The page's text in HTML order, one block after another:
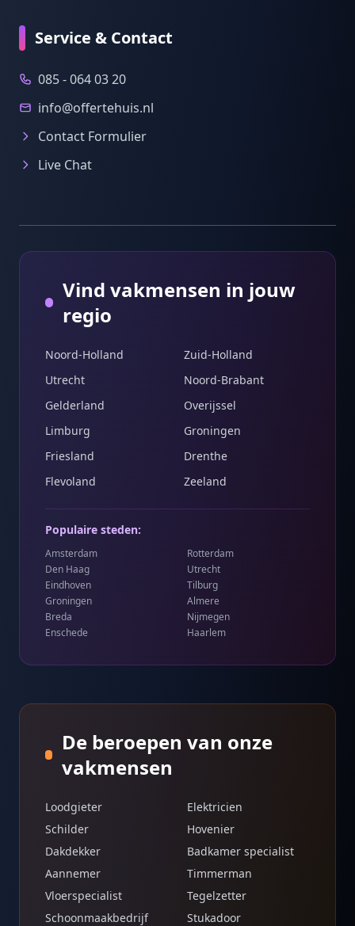
Service & Contact
085 - 064 03 20
info@offertehuis.nl
Contact Formulier
Live Chat
Vind vakmensen in jouw
regio
Noord-Holland
Zuid-Holland
Utrecht
Noord-Brabant
Gelderland
Overijssel
Limburg
Groningen
Friesland
Drenthe
Flevoland
Zeeland
Populaire steden:
Amsterdam
Rotterdam
Den Haag
Utrecht
Eindhoven
Tilburg
Groningen
Almere
Breda
Nijmegen
Enschede
Haarlem
De beroepen van onze
vakmensen
Loodgieter
Elektricien
Schilder
Hovenier
Dakdekker
Badkamer specialist
Aannemer
Timmerman
Vloerspecialist
Tegelzetter
Schoonmaakbedrijf
Stukadoor